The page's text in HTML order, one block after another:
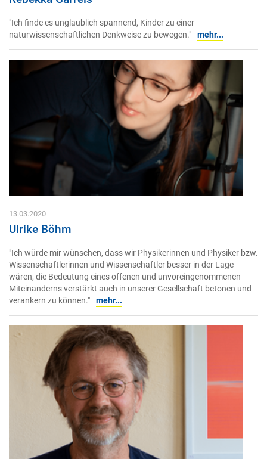
"Ich finde es unglaublich spannend, Kinder zu einer
naturwissenschaftlichen Denkweise zu bewegen." mehr...
13.03.2020
Ulrike Böhm
"Ich würde mir wünschen, dass wir Physikerinnen und Physiker bzw.
Wissenschaftlerinnen und Wissenschaftler besser in der Lage
wären, die Bedeutung eines offenen und unvoreingenommenen
Miteinanderns verstärkt auch in unserer Gesellschaft betonen und
verankern zu können." mehr...